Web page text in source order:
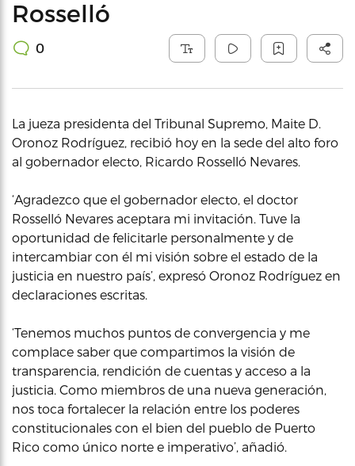
Rosselló
0
La jueza presidenta del Tribunal Supremo, Maite D.
Oronoz Rodríguez, recibió hoy en la sede del alto foro
al gobernador electo, Ricardo Rosselló Nevares.
‘Agradezco que el gobernador electo, el doctor
Rosselló Nevares aceptara mi invitación. Tuve la
oportunidad de felicitarle personalmente y de
intercambiar con él mi visión sobre el estado de la
justicia en nuestro país’, expresó Oronoz Rodríguez en
declaraciones escritas.
‘Tenemos muchos puntos de convergencia y me
complace saber que compartimos la visión de
transparencia, rendición de cuentas y acceso a la
justicia. Como miembros de una nueva generación,
nos toca fortalecer la relación entre los poderes
constitucionales con el bien del pueblo de Puerto
Rico como único norte e imperativo’, añadió.